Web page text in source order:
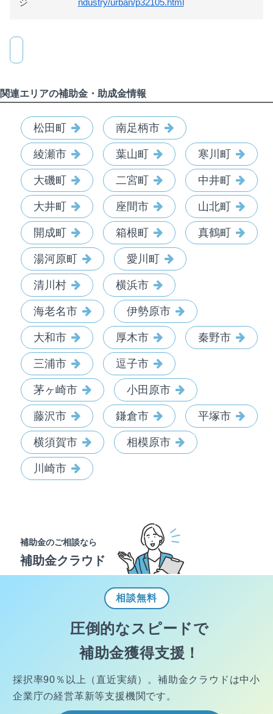
関連エリアの補助金・助成金情報
松田町 南足柄市
綾瀬市 葉山町 寒川町
大磯町 二宮町 中井町
大井町 座間市 山北町
開成町 箱根町 真鶴町
湯河原町 愛川町
清川村 横浜市
海老名市 伊勢原市
大和市 厚木市 秦野市
三浦市 逗子市
茅ヶ崎市 小田原市
藤沢市 鎌倉市 平塚市
横須賀市 相模原市
川崎市
補助金のご相談なら
補助金クラウド
相談無料
圧倒的なスピードで
補助金獲得支援！
採択率90％以上（直近実績）。 補助金クラウドは中小
企業庁の経営革新等支援機関です。